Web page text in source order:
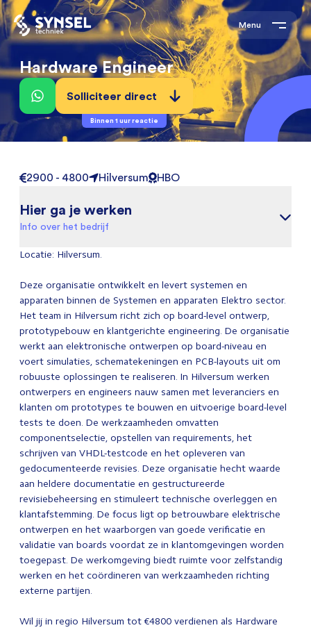
Menu
Hardware Engineer
Solliciteer direct
Binnen 1 uur reactie
2900 - 4800 Hilversum HBO
Hier ga je werken
Info over het bedrijf
Locatie: Hilversum.
Deze organisatie ontwikkelt en levert systemen en
apparaten binnen de Systemen en apparaten Elektro sector.
Het team in Hilversum richt zich op board-level ontwerp,
prototypebouw en klantgerichte engineering. De organisatie
werkt aan elektronische ontwerpen op board-niveau en
voert simulaties, schematekeningen en PCB-layouts uit om
robuuste oplossingen te realiseren. In Hilversum werken
ontwerpers en engineers nauw samen met leveranciers en
klanten om prototypes te bouwen en uitvoerige board-level
tests te doen. De werkzaamheden omvatten
componentselectie, opstellen van requirements, het
schrijven van VHDL-testcode en het opleveren van
gedocumenteerde revisies. Deze organisatie hecht waarde
aan heldere documentatie en gestructureerde
revisiebeheersing en stimuleert technische overleggen en
klantafstemming. De focus ligt op betrouwbare elektrische
ontwerpen en het waarborgen van goede verificatie en
validatie van boards voordat ze in klantomgevingen worden
toegepast. De werkomgeving biedt ruimte voor zelfstandig
werken en het coördineren van werkzaamheden richting
externe partijen.
Wil jij in regio Hilversum tot €4800 verdienen als Hardware